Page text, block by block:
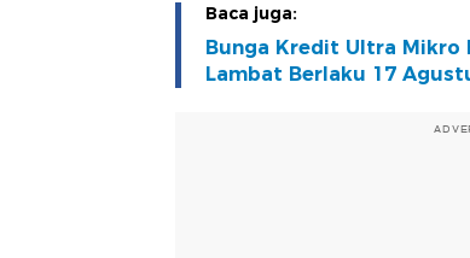
Baca juga:
Bunga Kredit Ultra Mikro
Lambat Berlaku 17